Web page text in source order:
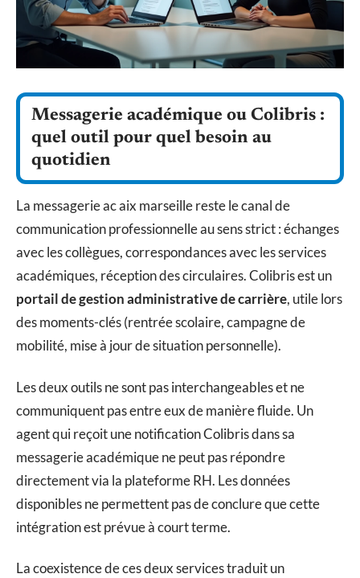
Messagerie académique ou Colibris :
quel outil pour quel besoin au
quotidien
La messagerie ac aix marseille reste le canal de
communication professionnelle au sens strict : échanges
avec les collègues, correspondances avec les services
académiques, réception des circulaires. Colibris est un
portail de gestion administrative de carrière, utile lors
des moments-clés (rentrée scolaire, campagne de
mobilité, mise à jour de situation personnelle).
Les deux outils ne sont pas interchangeables et ne
communiquent pas entre eux de manière fluide. Un
agent qui reçoit une notification Colibris dans sa
messagerie académique ne peut pas répondre
directement via la plateforme RH. Les données
disponibles ne permettent pas de conclure que cette
intégration est prévue à court terme.
La coexistence de ces deux services traduit un